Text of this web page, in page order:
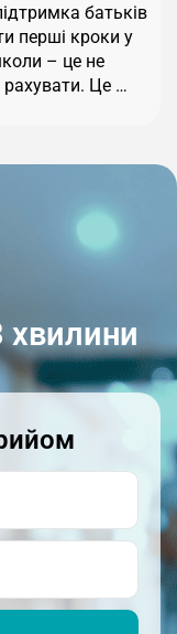
батьків
перші кроки у
– це не
Це …
хвилини